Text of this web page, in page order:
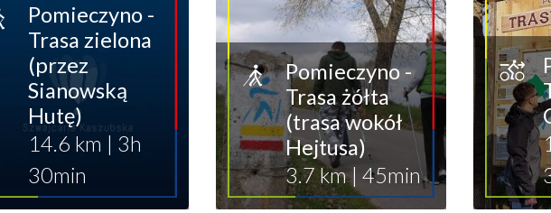
Pomieczyno -
Trasa zielona
(przez
Sianowską
Hutę)
14.6 km | 3h
30min
Pomieczyno -
Trasa żółta
(trasa wokół
Hejtusa)
3.7 km |45min